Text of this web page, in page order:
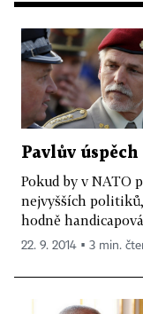
Pavlův
Pokud by v NATO
nejvyšších
hodně
22. 9. 2014 ▪ 3 min.